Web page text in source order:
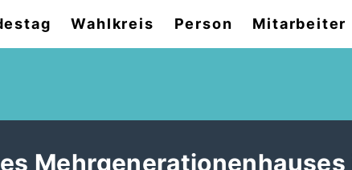
Wahlkreis Person Mitarbeiter
Mehrgenerationenhauses